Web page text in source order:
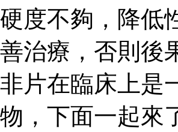
硬度不夠，降低
善治療，否則後
非片在臨床上是
物，下面一起來